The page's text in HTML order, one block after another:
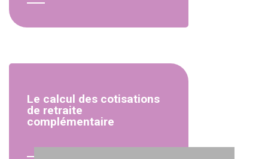
Le calcul des cotisations
de retraite
complémentaire